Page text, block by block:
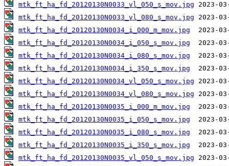
mtk_ft_ha_fd_20120130N0033_vl_050_s_mov.jpg
mtk_ft_ha_fd_20120130N0033_vl_080_s_mov.jpg
mtk_ft_ha_fd_20120130N0034_i_000_m_mov.jpg
mtk_ft_ha_fd_20120130N0034_i_050_s_mov.jpg
mtk_ft_ha_fd_20120130N0034_i_080_s_mov.jpg
mtk_ft_ha_fd_20120130N0034_i_350_s_mov.jpg
mtk_ft_ha_fd_20120130N0034_vl_050_s_mov.jpg
mtk_ft_ha_fd_20120130N0034_vl_080_s_mov.jpg
mtk_ft_ha_fd_20120130N0035_i_000_m_mov.jpg
mtk_ft_ha_fd_20120130N0035_i_050_s_mov.jpg
mtk_ft_ha_fd_20120130N0035_i_080_s_mov.jpg
mtk_ft_ha_fd_20120130N0035_i_350_s_mov.jpg
mtk_ft_ha_fd_20120130N0035_vl_050_s_mov.jpg